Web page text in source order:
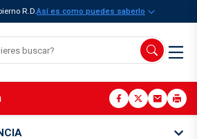
R.D.Así es como puedes saberlo